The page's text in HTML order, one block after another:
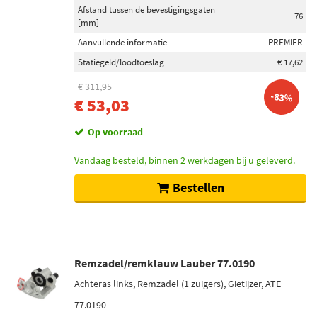
Afstand tussen de bevestigingsgaten
[mm]
76
Aanvullende informatie
PREMIER
Statiegeld/loodtoeslag
€ 17,62
€ 311,95
€ 53,03 -83%
Op voorraad
Vandaag besteld, binnen 2 werkdagen bij u geleverd.
Bestellen
Remzadel/remklauw Lauber 77.0190
Achteras links, Remzadel (1 zuigers), Gietijzer, ATE
77.0190